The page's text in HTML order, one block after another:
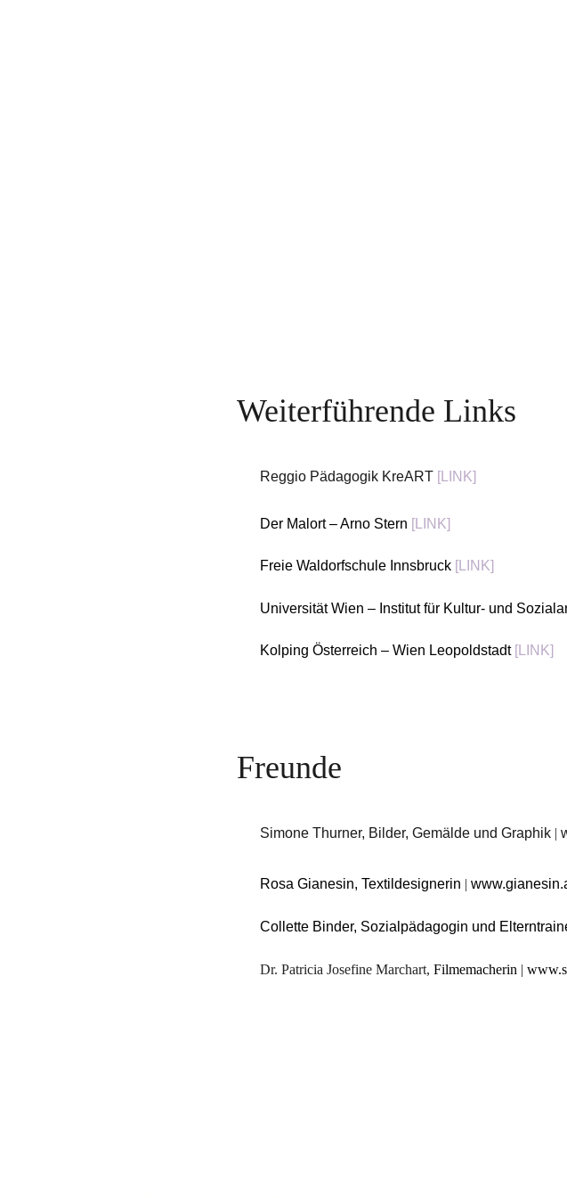
Weiterführende Links
Reggio Pädagogik KreART [LINK]
Der Malort – Arno Stern [LINK]
Freie Waldorfschule Innsbruck [LINK]
Universität Wien – Institut für Kultur- und
Kolping Österreich – Wien Leopoldstadt [LINK]
Freunde
Simone Thurner, Bilder, Gemälde und Graphik |
Rosa Gianesin, Textildesignerin |
Collette Binder, Sozialpädagogin und
Dr. Patricia Josefine Marchart, Filmemacherin |